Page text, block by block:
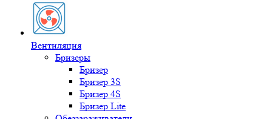
Вентиляция
Бризеры
Бризер
Бризер 3S
Бризер 4S
Бризер Lite